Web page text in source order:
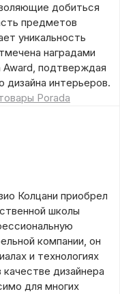
добиться
предметов
уникальность
наградами
Award, подтверждая
дизайна интерьеров.
Porada
Колцани приобрел
школы
компании, он
и технологиях
качестве дизайнера
для многих